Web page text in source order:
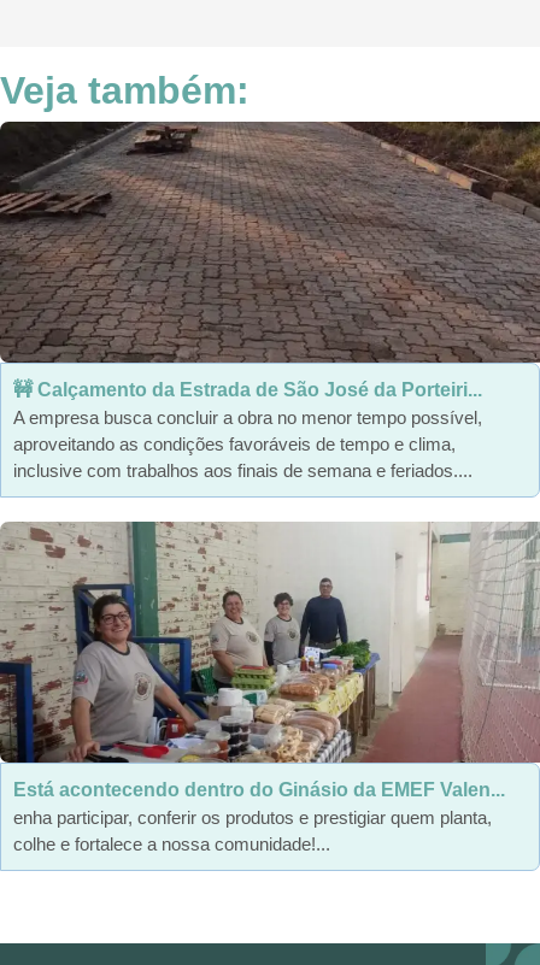
Veja também:
🚧 Calçamento da Estrada de São José da Porteiri...
A empresa busca concluir a obra no menor tempo possível,
aproveitando as condições favoráveis de tempo e clima,
inclusive com trabalhos aos finais de semana e feriados....
Está acontecendo dentro do Ginásio da EMEF Valen...
enha participar, conferir os produtos e prestigiar quem planta,
colhe e fortalece a nossa comunidade!...